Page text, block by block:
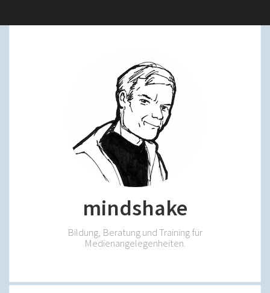
mindshake
Bildung, Beratung und Training für
Medienangelegenheiten.